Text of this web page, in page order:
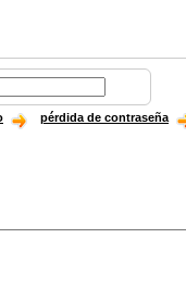
pérdida de contraseña